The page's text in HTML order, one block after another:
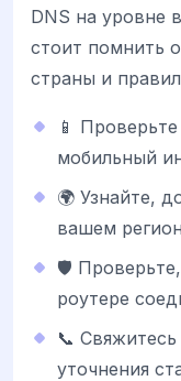
DNS на уровне
стоит помнить
страны и
📱
мобильный
🌍 Узнайте,
вашем
🛡️
роутере
📞
уточнения